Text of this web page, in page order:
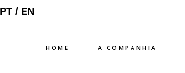
PT / EN
HOME A COMPANHIA